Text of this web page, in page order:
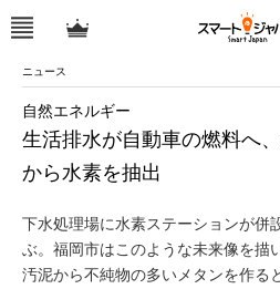
ニュース
生活排水が自動車の燃料へ
から水素を抽出
自然エネルギー
下水処理場に水素ステーションが併
ぶ。福岡市はこのような未来像を描
汚泥から不純物の多いメタンを作る